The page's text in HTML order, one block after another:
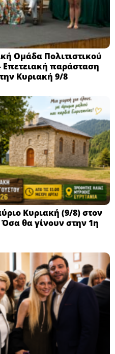
Ομάδα Πολιτιστικού
παράσταση
Κυριακή 9/8
Κυριακή (9/8) στον
θα γίνουν στην 1η